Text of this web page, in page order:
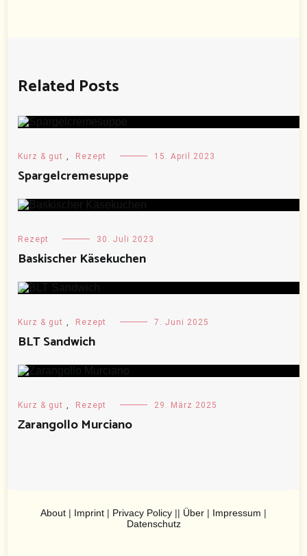
Related Posts
Kurz & gut , Rezept 15. April 2023
Spargelcremesuppe
Rezept 30. Juli 2023
Baskischer Käsekuchen
Kurz & gut , Rezept 7. Juni 2025
BLT Sandwich
Kurz & gut , Rezept 29. März 2025
Zarangollo Murciano
About | Imprint | Privacy Policy || Über | Impressum |
Datenschutz